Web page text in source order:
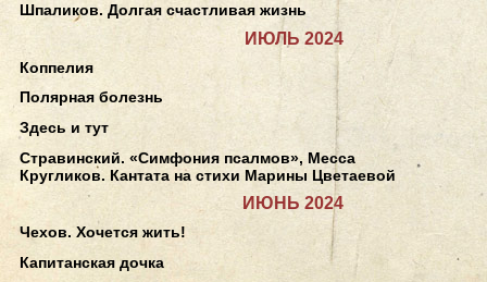
Шпаликов. Долгая счастливая жизнь
ИЮЛЬ 2024
Коппелия
Полярная болезнь
Здесь и тут
Стравинский. «Симфония псалмов», Месса
Кругликов. Кантата на стихи Марины Цветаевой
ИЮНЬ 2024
Чехов. Хочется жить!
Капитанская дочка